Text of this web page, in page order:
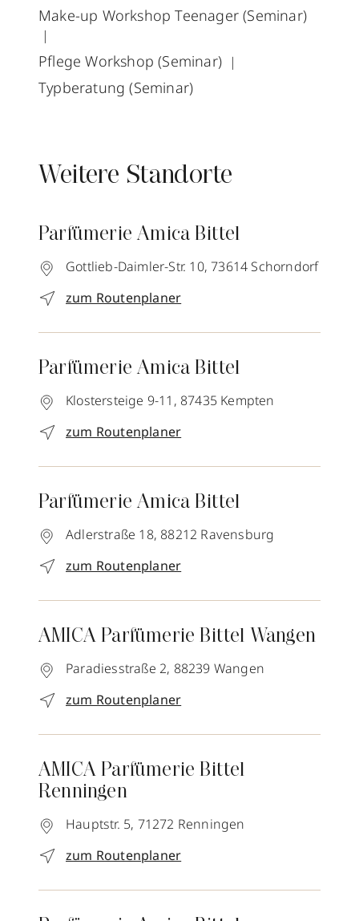
Make-up Workshop Teenager (Seminar)
Pflege Workshop (Seminar)
Typberatung (Seminar)
Weitere Standorte
Parfümerie Amica Bittel
Gottlieb-Daimler-Str. 10, 73614 Schorndorf
zum Routenplaner
Parfümerie Amica Bittel
Klostersteige 9-11, 87435 Kempten
zum Routenplaner
Parfümerie Amica Bittel
Adlerstraße 18, 88212 Ravensburg
zum Routenplaner
AMICA Parfümerie Bittel Wangen
Paradiesstraße 2, 88239 Wangen
zum Routenplaner
AMICA Parfümerie Bittel
Renningen
Hauptstr. 5, 71272 Renningen
zum Routenplaner